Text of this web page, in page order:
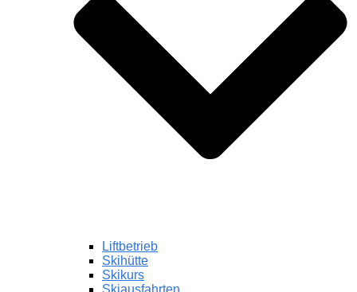
Liftbetrieb
Skihütte
Skikurs
Skiausfahrten